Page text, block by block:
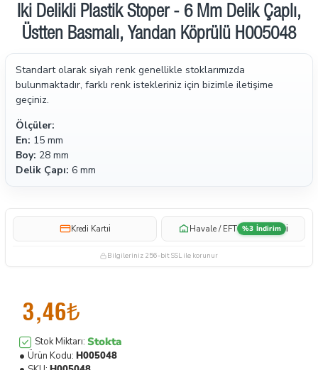
İki Delikli Plastik Stoper - 6 Mm Delik Çaplı,
Üstten Basmalı, Yandan Köprülü H005048
Standart olarak siyah renk genellikle stoklarımızda
bulunmaktadır, farklı renk istekleriniz için bizimle iletişime
geçiniz.
Ölçüler:
En: 15 mm
Boy: 28 mm
Delik Çapı: 6 mm
Kredi Kartıi Havale / EFT %3 İndirim i
Bilgileriniz 256-bit SSL ile korunur
3,46₺
Stok Miktarı: Stokta
Ürün Kodu: H005048